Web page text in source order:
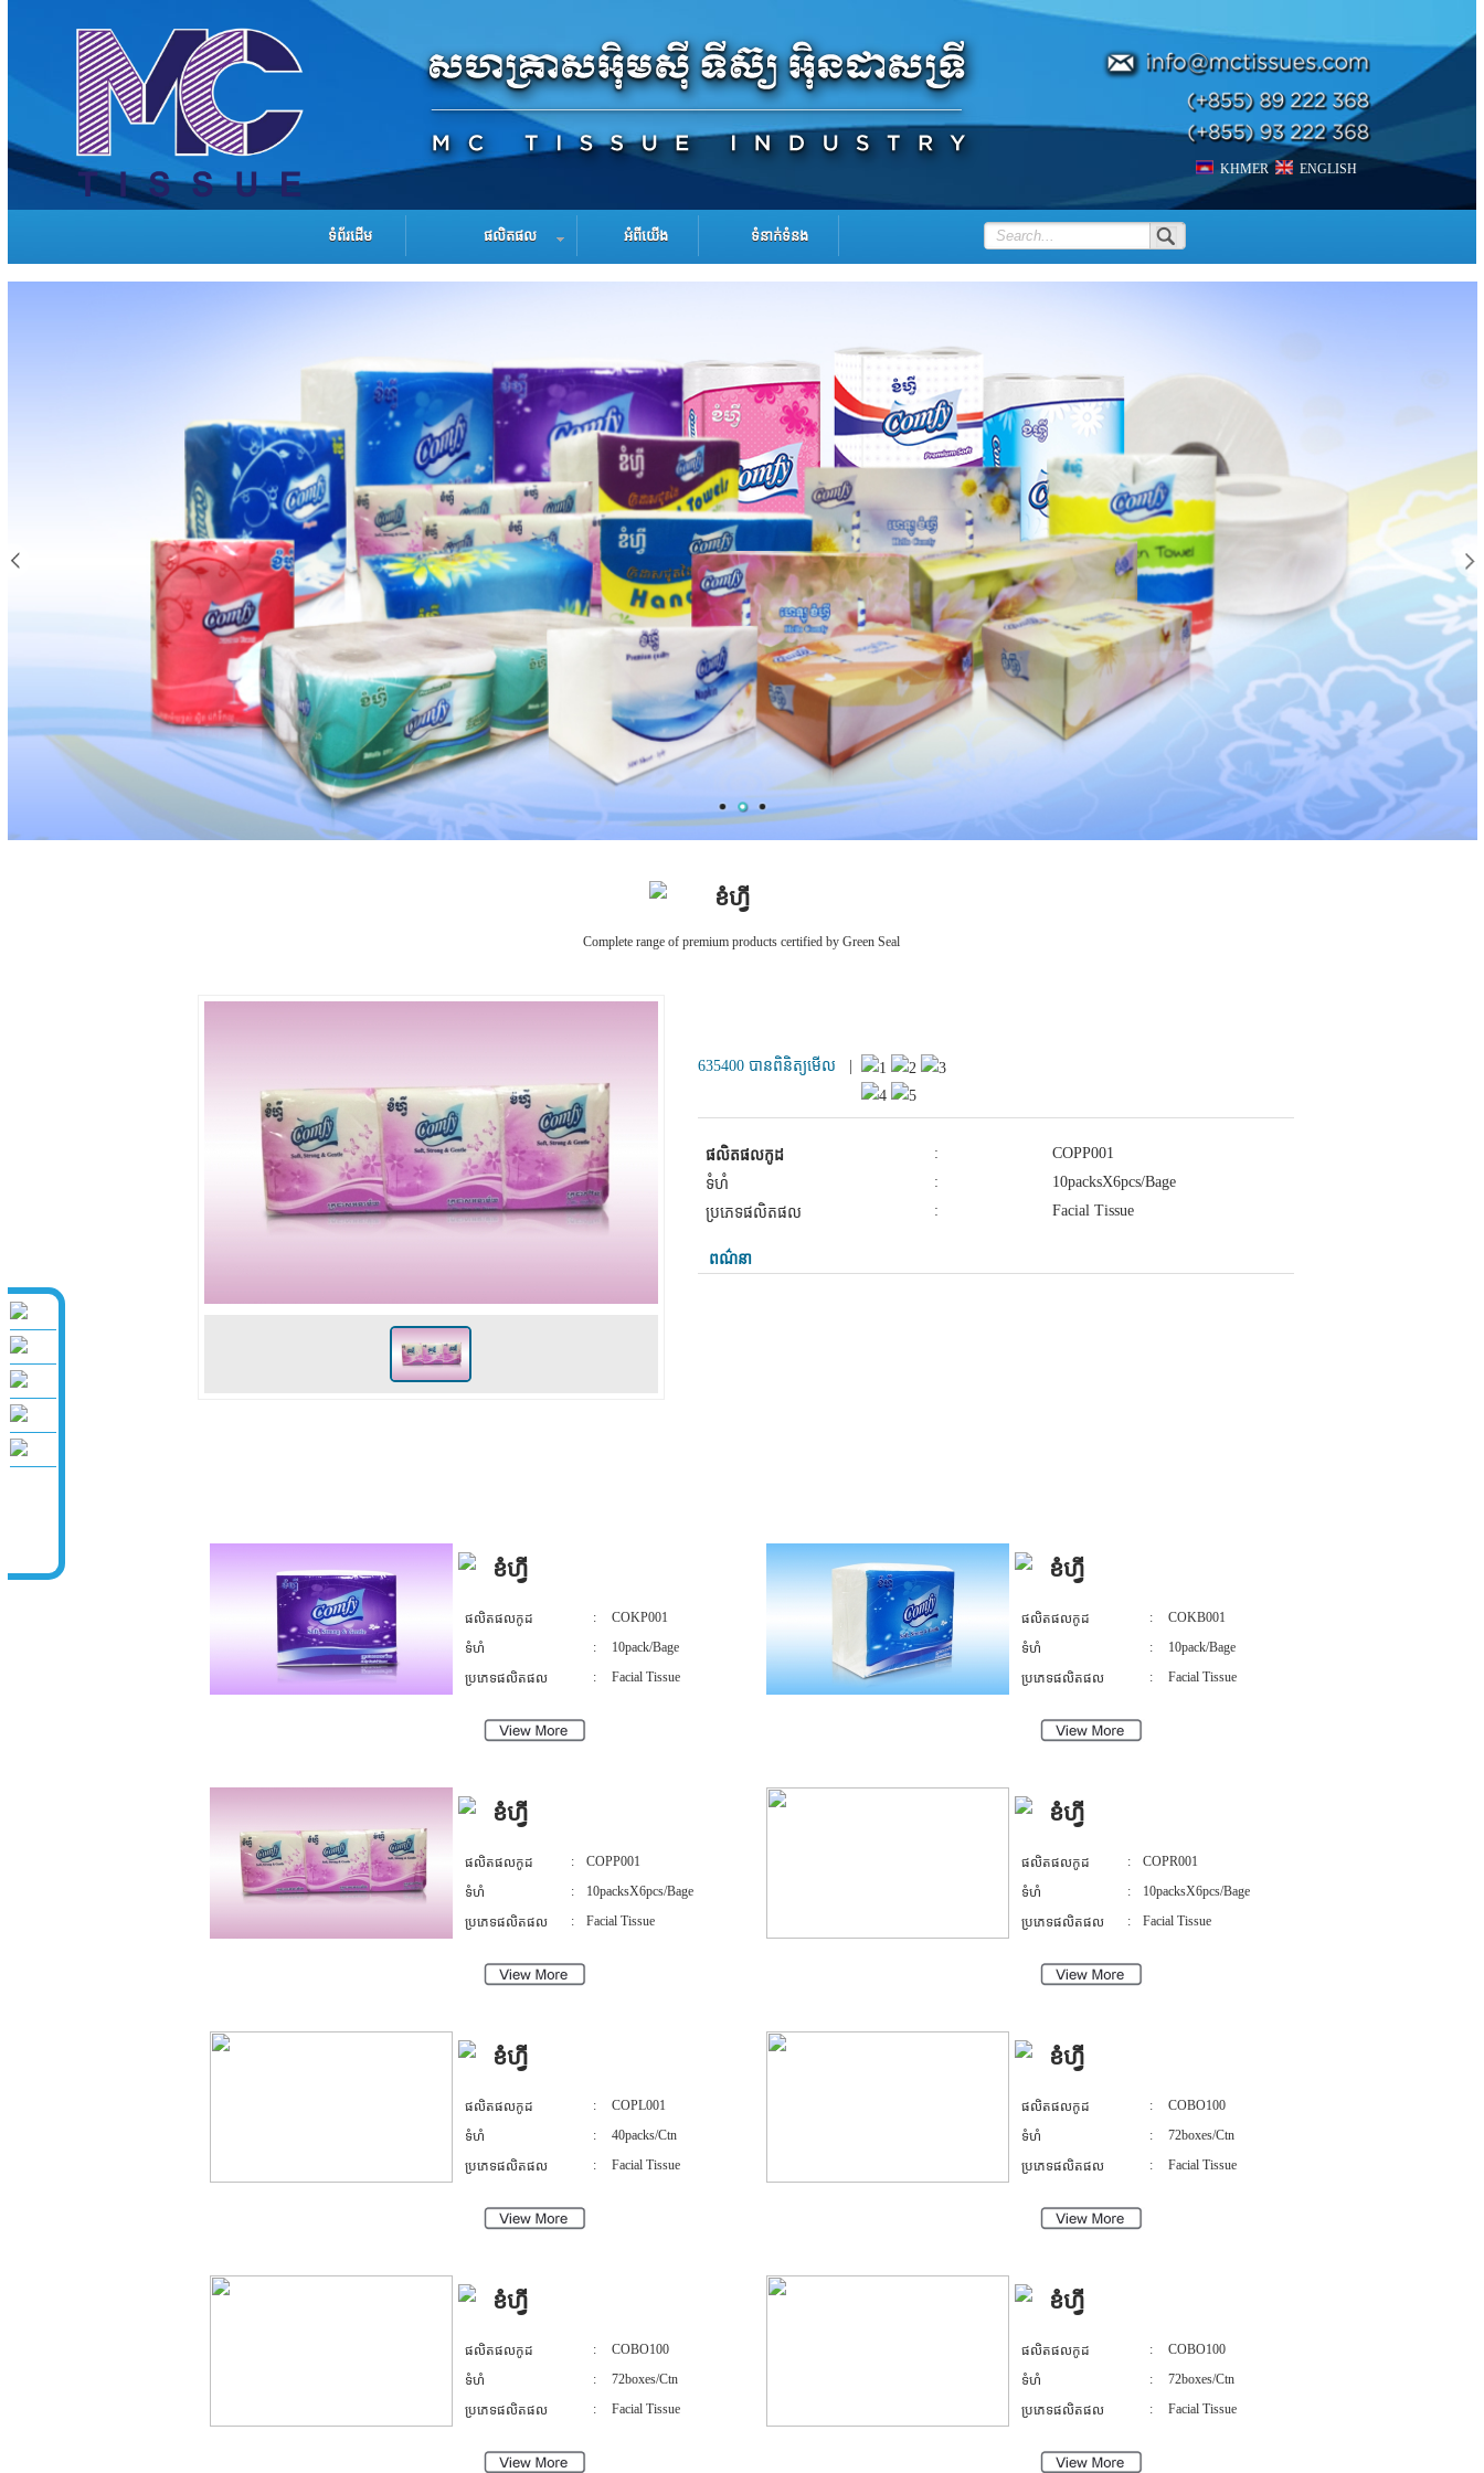
KHMER ENGLISH
ទំព័រដើម ផលិតផល អំពីយើង ទំនាក់ទំនង
ខំហ្វី
Complete range of premium products certified by Green Seal
635400 បានពិនិត្យមើល
ផលិតផលកូដ :
COPP001
ទំហំ
:
10packsX6pcs/Bage
ប្រភេទផលិតផល
: Facial Tissue
ពណ៌នា
ខំហ្វី
ផលិតផលកូដ :
COKP001
ទំហំ
:
10pack/Bage
ប្រភេទផលិតផល
: Facial Tissue
ខំហ្វី
ផលិតផលកូដ :
COKB001
ទំហំ
:
10pack/Bage
ប្រភេទផលិតផល
: Facial Tissue
ខំហ្វី
ផលិតផលកូដ :
COPP001
ទំហំ
:
10packsX6pcs/Bage
ប្រភេទផលិតផល
: Facial Tissue
ខំហ្វី
ផលិតផលកូដ :
COPR001
ទំហំ
:
10packsX6pcs/Bage
ប្រភេទផលិតផល
: Facial Tissue
ខំហ្វី
ផលិតផលកូដ :
COPL001
ទំហំ
:
40packs/Ctn
ប្រភេទផលិតផល
: Facial Tissue
ខំហ្វី
ផលិតផលកូដ :
COBO100
ទំហំ
:
72boxes/Ctn
ប្រភេទផលិតផល
: Facial Tissue
ខំហ្វី
ផលិតផលកូដ :
COBO100
ទំហំ
:
72boxes/Ctn
ប្រភេទផលិតផល
: Facial Tissue
ខំហ្វី
ផលិតផលកូដ :
COBO100
ទំហំ
:
72boxes/Ctn
ប្រភេទផលិតផល
: Facial Tissue